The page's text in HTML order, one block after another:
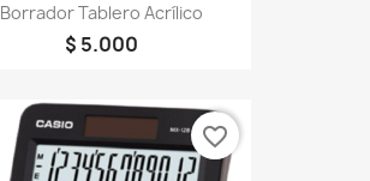
Borrador Tablero Acrílico
$ 5.000
favorite_border